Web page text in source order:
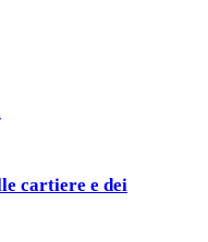
cartiere e dei